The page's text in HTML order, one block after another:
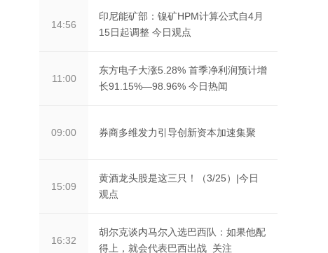
14:56
印尼能矿部：镍矿HPM计算公式自4月
15日起调整 今日观点
11:00
东方电子大涨5.28% 首季净利润预计增
长91.15%—98.96% 今日热闻
09:00 券商多维发力引导创新资本加速集聚
15:09
黄酒龙头股是这三只！（3/25）|今日
观点
16:32
胡尔克谈内马尔入选巴西队：如果他配
得上，就会代表巴西出战_关注